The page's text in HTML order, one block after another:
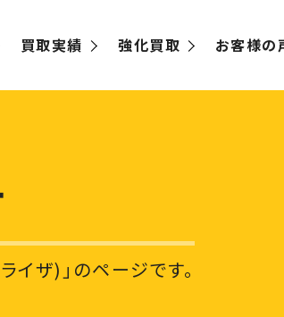
買取実績 強化買取 お客様の
イザ)」のページです。